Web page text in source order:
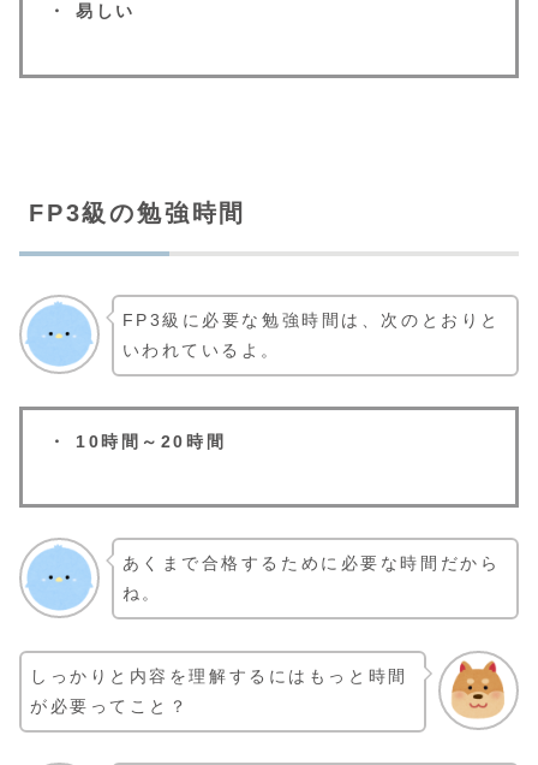
・ 易しい
FP3級の勉強時間
FP3級に必要な勉強時間は、次のとおりと
いわれているよ。
・ 10時間～20時間
あくまで合格するために必要な時間だから
ね。
しっかりと内容を理解するにはもっと時間
が必要ってこと？